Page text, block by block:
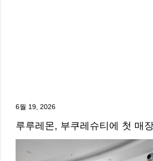
6월 19, 2026
루루레몬, 부쿠레슈티에 첫 매